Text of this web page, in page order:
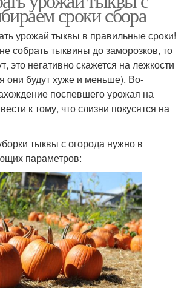
сроки сбора
урожай тыквы в правильные сроки!
собрать тыквины до заморозков, то
это негативно скажется на лежкости
они будут хуже и меньше). Во-
поспевшего урожая на
к тому, что слизни покусятся на
тыквы с огорода нужно в
параметров: